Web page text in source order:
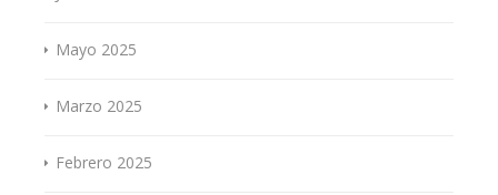
Mayo 2025
Marzo 2025
Febrero 2025